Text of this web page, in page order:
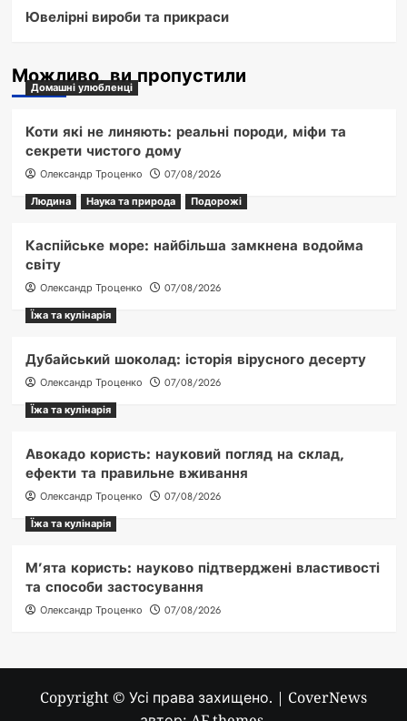
Ювелірні вироби та прикраси
Можливо, ви пропустили
Домашні улюбленці
Коти які не линяють: реальні породи, міфи та
секрети чистого дому
Олександр Троценко
07/08/2026
Людина
Наука та природа Подорожі
Каспійське море: найбільша замкнена водойма
світу
Олександр Троценко
07/08/2026
Їжа та кулінарія
Дубайський шоколад: історія вірусного десерту
Олександр Троценко
07/08/2026
Їжа та кулінарія
Авокадо користь: науковий погляд на склад,
ефекти та правильне вживання
Олександр Троценко
07/08/2026
Їжа та кулінарія
М’ята користь: науково підтверджені властивості
та способи застосування
Олександр Троценко 07/08/2026
Copyright © Усі права захищено. | CoverNews